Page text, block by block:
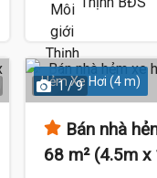
Hẻm Xe Hơi (4 m)
1 / 9
Bán nhà
68 m² (4.5m